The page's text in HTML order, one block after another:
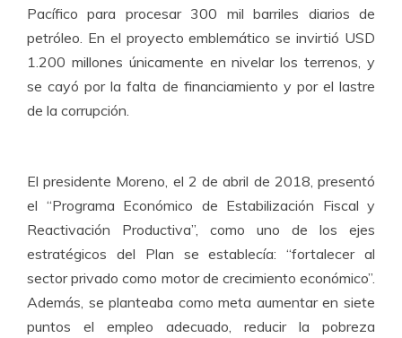
Pacífico para procesar 300 mil barriles diarios de
petróleo. En el proyecto emblemático se invirtió USD
1.200 millones únicamente en nivelar los terrenos, y
se cayó por la falta de financiamiento y por el lastre
de la corrupción.
El presidente Moreno, el 2 de abril de 2018, presentó
el “Programa Económico de Estabilización Fiscal y
Reactivación Productiva”, como uno de los ejes
estratégicos del Plan se establecía: “fortalecer al
sector privado como motor de crecimiento económico”.
Además, se planteaba como meta aumentar en siete
puntos el empleo adecuado, reducir la pobreza